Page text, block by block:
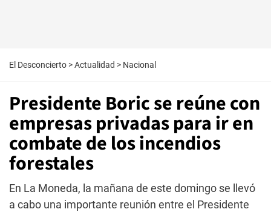
El Desconcierto >Actualidad > Nacional
Presidente Boric se reúne con
empresas privadas para ir en
combate de los incendios
forestales
En La Moneda, la mañana de este domingo se llevó
a cabo una importante reunión entre el Presidente